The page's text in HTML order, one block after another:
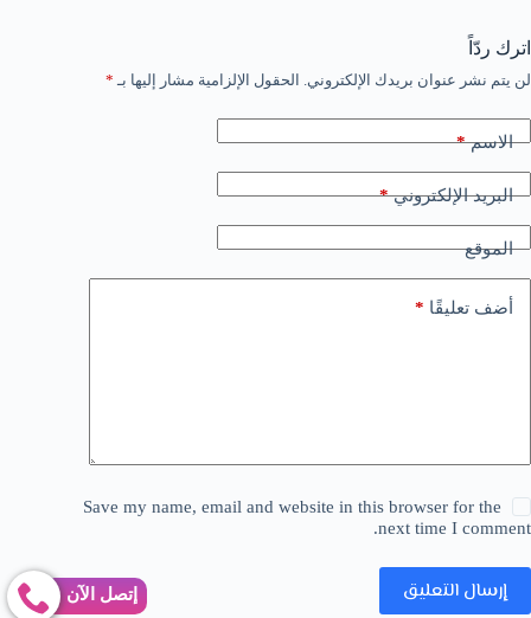
اترك ردّاً
لن يتم نشر عنوان بريدك الإلكتروني. الحقول الإلزامية مشار إليها بـ *
الاسم*
البريد الإلكتروني*
الموقع
أضف تعليقًا *
Save my name, email and website in this browser for the
next time I comment.
إرسال التعليق إتصل الآن